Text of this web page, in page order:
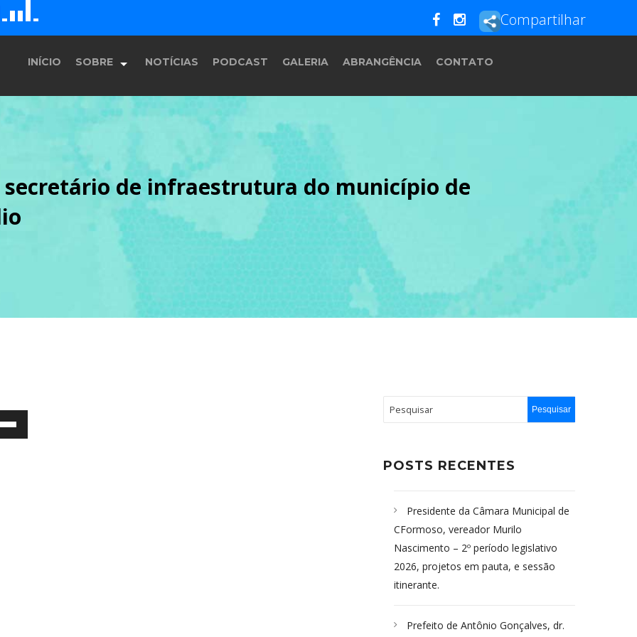
DE F
H
Compartilhar
INÍCIO SOBRE
História
Equipe
Programação
NOTÍCIAS PODCAST GALERIA ABRANGÊNCIA CONTATO
de infraestrutura do município de
POSTS RECENTES
Presidente da Câmara Municipal de
CFormoso, vereador Murilo
Nascimento – 2º período legislativo
2026, projetos em pauta, e sessão
itinerante.
Prefeito de Antônio Gonçalves, dr.